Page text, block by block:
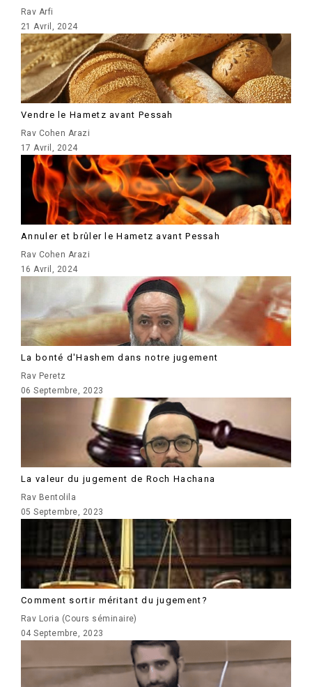
Rav Arfi
21 Avril, 2024
Vendre le Hametz avant Pessah
Rav Cohen Arazi
17 Avril, 2024
Annuler et brûler le Hametz avant Pessah
Rav Cohen Arazi
16 Avril, 2024
La bonté d'Hashem dans notre jugement
Rav Peretz
06 Septembre, 2023
La valeur du jugement de Roch Hachana
Rav Bentolila
05 Septembre, 2023
Comment sortir méritant du jugement?
Rav Loria (Cours séminaire)
04 Septembre, 2023